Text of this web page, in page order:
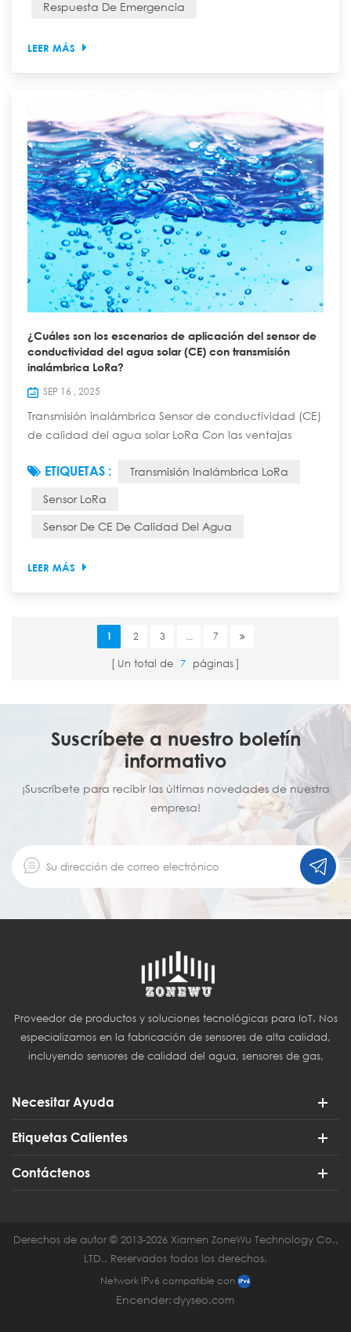
el pasado, responder a estas preguntas requería un
Respuesta De Emergencia
LEER MÁS
¿Cuáles son los escenarios de aplicación del sensor de
conductividad del agua solar (CE) con transmisión
inalámbrica LoRa?
SEP 16 , 2025
Transmisión inalámbrica Sensor de conductividad (CE)
de calidad del agua solar LoRa Con las ventajas
distancia, suministro de energía solar autónoma,
cableado y suministro de energía, y ser ampliamente
ETIQUETAS : Transmisión Inalámbrica LoRa
Sensor LoRa
Sensor De CE De Calidad Del Agua
LEER MÁS
1 2 3 7
Un total de 7 páginas
Suscríbete a nuestro boletín
informativo
¡Suscríbete para recibir las últimas novedades de nuestra
empresa!
Proveedor de productos y soluciones tecnológicas para IoT. Nos
especializamos en la fabricación de sensores de alta calidad,
incluyendo sensores de calidad del agua, sensores de gas,
Necesitar Ayuda
Etiquetas Calientes
Contáctenos
Derechos de autor © 2013-2026 Xiamen ZoneWu Technology Co.,
LTD.. Reservados todos los derechos.
Network IPv6 compatible con
Encender:dyyseo.com